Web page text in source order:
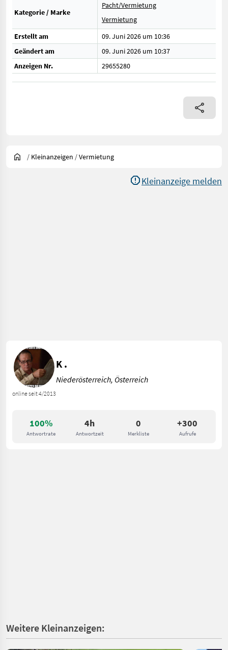
Kategorie / Marke
Pacht/Vermietung
Vermietung
Erstellt am
09. Juni 2026 um 10:36
Geändert am
09. Juni 2026 um 10:37
Anzeigen Nr.
29655280
/ Kleinanzeigen /Vermietung
Kleinanzeige melden
100%
Antwortrate
4h
Antwortzeit
0
Merkliste
+300
Aufrufe
online seit 4/2013
K .
Niederösterreich, Österreich
Weitere Kleinanzeigen: